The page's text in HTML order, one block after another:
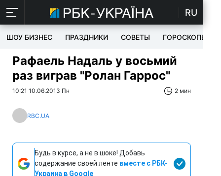
RU
ШОУ БИЗНЕС ПРАЗДНИКИ СОВЕТЫ ГОРОСКОПЫ
Рафаель Надаль у восьмий
раз виграв "Ролан Гаррос"
10:21 10.06.2013 Пн 2 мин
RBC.UA
Будь в курсе, а не в шоке! Добавь
содержание своей ленте вместе с РБК-
Украина в Google